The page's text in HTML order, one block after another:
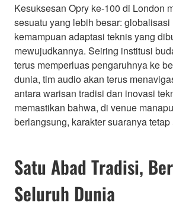
Kesuksesan Opry ke-100 di London
sesuatu yang lebih besar: globalisasi
kemampuan adaptasi teknis yang
mewujudkannya. Seiring institusi
terus memperluas pengaruhnya ke
dunia, tim audio akan terus
antara warisan tradisi dan inovasi
memastikan bahwa, di venue
berlangsung, karakter suaranya tetap
Satu Abad Tradisi,
Seluruh Dunia